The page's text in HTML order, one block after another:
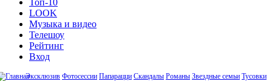
Топ-10
LOOK
Музыка и видео
Телешоу
Рейтинг
Вход
Эксклюзив Фотосессии Папарацци Скандалы Романы Звездные семьи Тусовки